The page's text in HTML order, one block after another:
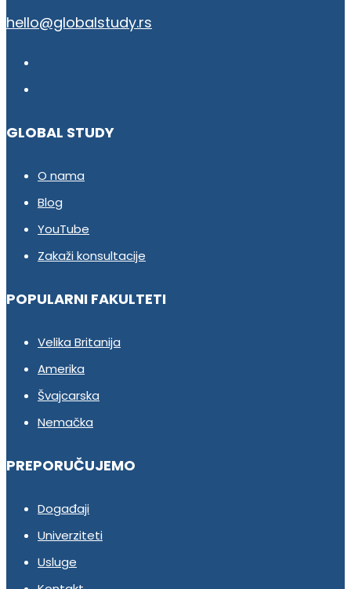
hello@globalstudy.rs
GLOBAL STUDY
O nama
Blog
YouTube
Zakaži konsultacije
POPULARNI FAKULTETI
Velika Britanija
Amerika
Švajcarska
Nemačka
PREPORUČUJEMO
Događaji
Univerziteti
Usluge